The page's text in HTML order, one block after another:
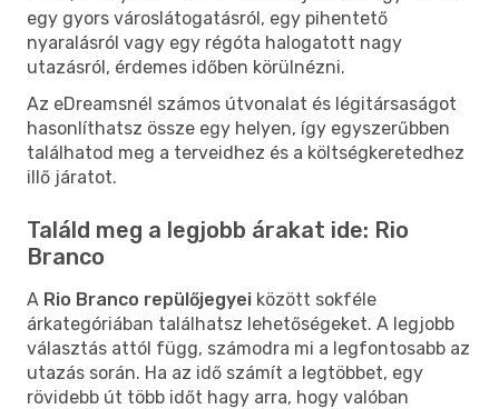
egy gyors városlátogatásról, egy pihentető
nyaralásról vagy egy régóta halogatott nagy
utazásról, érdemes időben körülnézni.
Az eDreamsnél számos útvonalat és légitársaságot
hasonlíthatsz össze egy helyen, így egyszerűbben
találhatod meg a terveidhez és a költségkeretedhez
illő járatot.
Találd meg a legjobb árakat ide: Rio
Branco
A Rio Branco repülőjegyei között sokféle
árkategóriában találhatsz lehetőségeket. A legjobb
választás attól függ, számodra mi a legfontosabb az
utazás során. Ha az idő számít a legtöbbet, egy
rövidebb út több időt hagy arra, hogy valóban